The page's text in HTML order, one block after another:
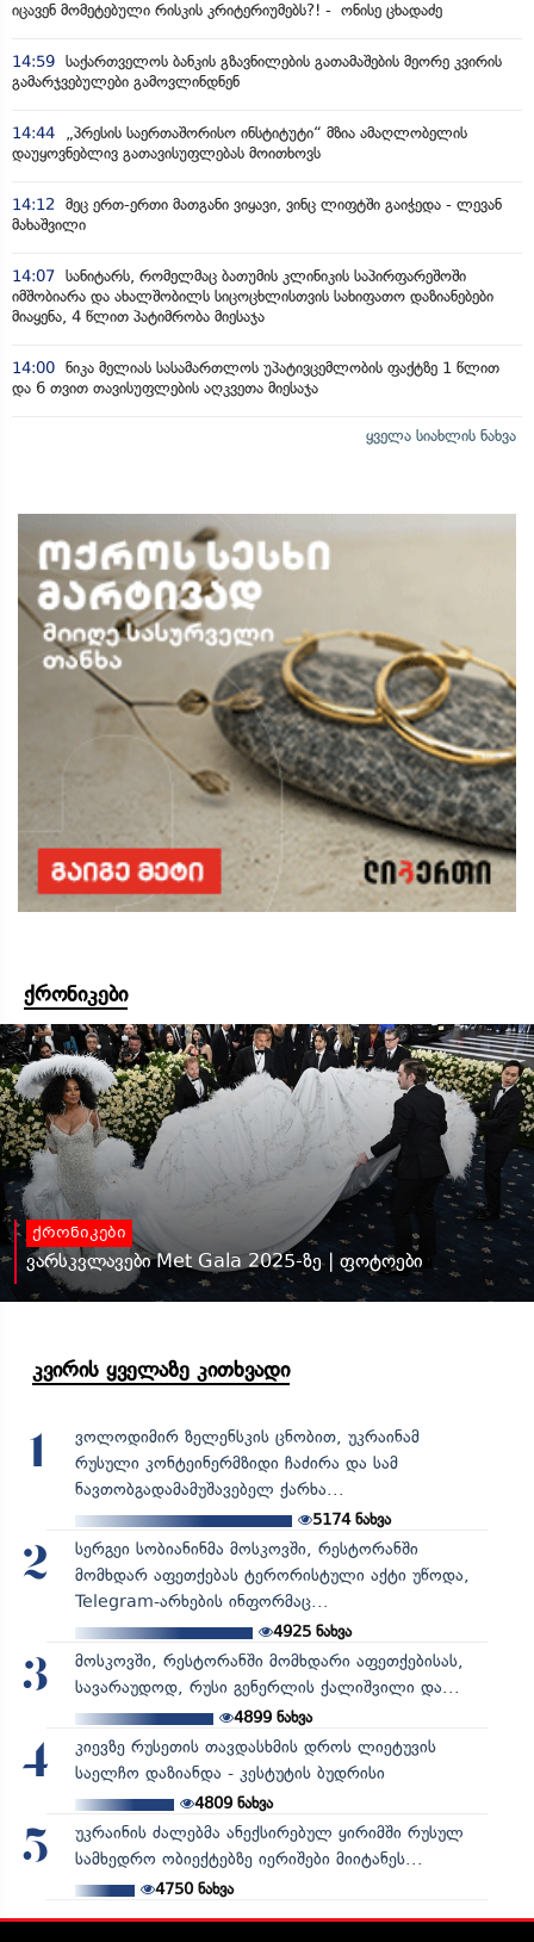
იცავენ მომეტებული რისკის კრიტერიუმებს?! - ონისე ცხადაძე
14:59 საქართველოს ბანკის გზავნილების გათამაშების მეორე კვირის
გამარჯვებულები გამოვლინდნენ
14:44
„პრესის საერთაშორისო ინსტიტუტი“ მზია ამაღლობელის
დაუყოვნებლივ გათავისუფლებას მოითხოვს
14:12 მეც ერთ-ერთი მათგანი ვიყავი, ვინც ლიფტში გაიჭედა - ლევან
მახაშვილი
14:07 სანიტარს, რომელმაც ბათუმის კლინიკის საპირფარეშოში
იმშობიარა და ახალშობილს სიცოცხლისთვის სახიფათო დაზიანებები
მიაყენა, 4 წლით პატიმრობა მიესაჯა
14:00 ნიკა მელიას სასამართლოს უპატივცემლობის ფაქტზე 1 წლით
და 6 თვით თავისუფლების აღკვეთა მიესაჯა
ყველა სიახლის ნახვა
ქრონიკები
ქრონიკები
ვარსკვლავები Met Gala 2025-ზე | ფოტოები
კვირის ყველაზე კითხვადი
1
ვოლოდიმირ ზელენსკის ცნობით, უკრაინამ
რუსული კონტეინერმზიდი ჩაძირა და სამ
ნავთობგადამამუშავებელ ქარხა...
5174ნახვა
2
სერგეი სობიანინმა მოსკოვში, რესტორანში
მომხდარ აფეთქებას ტერორისტული აქტი უწოდა,
Telegram-არხების ინფორმაც...
4925ნახვა
3
მოსკოვში, რესტორანში მომხდარი აფეთქებისას,
სავარაუდოდ, რუსი გენერლის ქალიშვილი და...
4899ნახვა
4
კიევზე რუსეთის თავდასხმის დროს ლიეტუვის
საელჩო დაზიანდა - კესტუტის ბუდრისი
4809ნახვა
5
უკრაინის ძალებმა ანექსირებულ ყირიმში რუსულ
სამხედრო ობიექტებზე იერიშები მიიტანეს...
4750ნახვა